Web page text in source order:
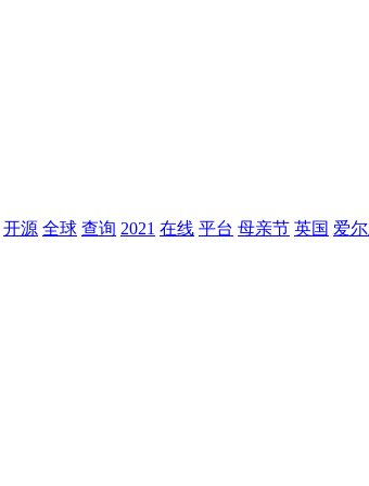
开源 全球 查询 2021 在线 平台 母亲节 英国 爱